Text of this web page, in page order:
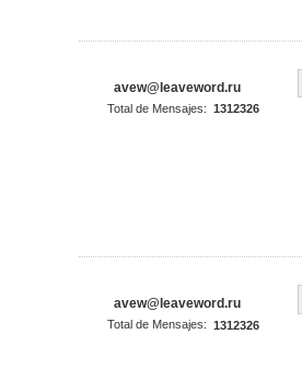
avew@leaveword.ru
Total de Mensajes: 1312326
avew@leaveword.ru
Total de Mensajes: 1312326